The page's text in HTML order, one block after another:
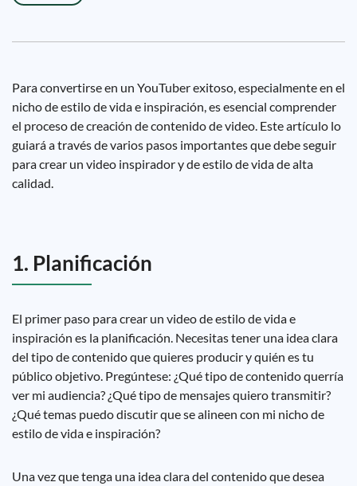
Para convertirse en un YouTuber exitoso, especialmente en el
nicho de estilo de vida e inspiración, es esencial comprender
el proceso de creación de contenido de video. Este artículo lo
guiará a través de varios pasos importantes que debe seguir
para crear un video inspirador y de estilo de vida de alta
calidad.
1. Planificación
El primer paso para crear un video de estilo de vida e
inspiración es la planificación. Necesitas tener una idea clara
del tipo de contenido que quieres producir y quién es tu
público objetivo. Pregúntese: ¿Qué tipo de contenido querría
ver mi audiencia? ¿Qué tipo de mensajes quiero transmitir?
¿Qué temas puedo discutir que se alineen con mi nicho de
estilo de vida e inspiración?
Una vez que tenga una idea clara del contenido que desea